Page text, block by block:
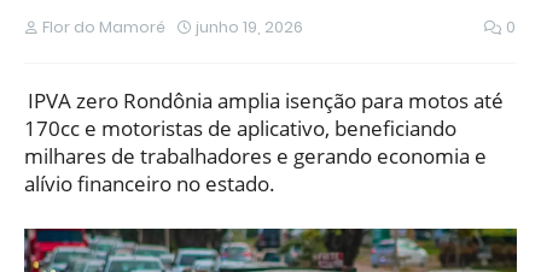
Flor do Mamoré junho 19, 2026 0
IPVA zero Rondônia amplia isenção para motos até
170cc e motoristas de aplicativo, beneficiando
milhares de trabalhadores e gerando economia e
alívio financeiro no estado.